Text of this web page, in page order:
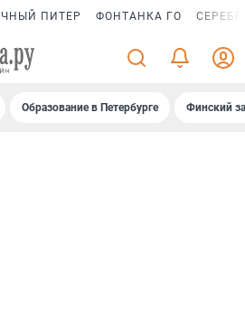
ПИТЕР ФОНТАНКА ГО
Образование в Петербурге Финский